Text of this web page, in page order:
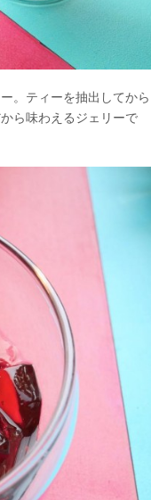
。ティーを抽出してから
ら味わえるジェリーで